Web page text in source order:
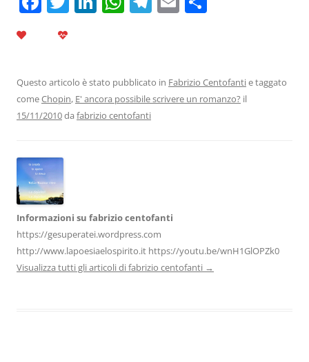
b
o
k
dI
n
A
p
a
m
vi
di
Questo articolo è stato pubblicato in Fabrizio Centofantie taggato
comeChopin, E' ancora possibile scrivere un romanzo? il
15/11/2010da fabrizio centofanti
Informazioni su fabrizio centofanti
https://gesuperatei.wordpress.com
http://www.lapoesiaelospirito.it https://youtu.be/wnH1GlOPZk0
Visualizza tutti gli articoli di fabrizio centofanti →